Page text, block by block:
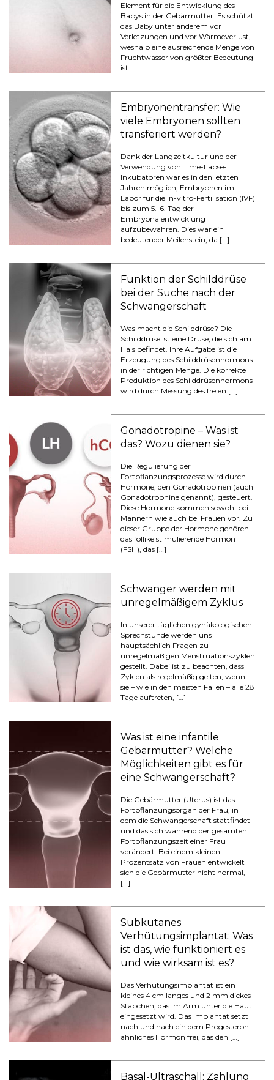
Element für die Entwicklung des
Babys in der Gebärmutter. Es schützt
das Baby unter anderem vor
Verletzungen und vor Wärmeverlust,
weshalb eine ausreichende Menge von
Fruchtwasser von größter Bedeutung
ist. …
Embryonentransfer: Wie
viele Embryonen sollten
transferiert werden?
Dank der Langzeitkultur und der
Verwendung von Time-Lapse-
Inkubatoren war es in den letzten
Jahren möglich, Embryonen im
Labor für die In-vitro-Fertilisation (IVF)
bis zum 5.-6. Tag der
Embryonalentwicklung
aufzubewahren. Dies war ein
bedeutender Meilenstein, da […]
Funktion der Schilddrüse
bei der Suche nach der
Schwangerschaft
Was macht die Schilddrüse? Die
Schilddrüse ist eine Drüse, die sich am
Hals befindet. Ihre Aufgabe ist die
Erzeugung des Schilddrüsenhormons
in der richtigen Menge. Die korrekte
Produktion des Schilddrüsenhormons
wird durch Messung des freien […]
Gonadotropine – Was ist
das? Wozu dienen sie?
Die Regulierung der
Fortpflanzungsprozesse wird durch
Hormone, den Gonadotropinen (auch
Gonadotrophine genannt), gesteuert.
Diese Hormone kommen sowohl bei
Männern wie auch bei Frauen vor. Zu
dieser Gruppe der Hormone gehören
das follikelstimulierende Hormon
(FSH), das […]
Schwanger werden mit
unregelmäßigem Zyklus
In unserer täglichen gynäkologischen
Sprechstunde werden uns
hauptsächlich Fragen zu
unregelmäßigen Menstruationszyklen
gestellt. Dabei ist zu beachten, dass
Zyklen als regelmäßig gelten, wenn
sie – wie in den meisten Fällen – alle 28
Tage auftreten, […]
Was ist eine infantile
Gebärmutter? Welche
Möglichkeiten gibt es für
eine Schwangerschaft?
Die Gebärmutter (Uterus) ist das
Fortpflanzungsorgan der Frau, in
dem die Schwangerschaft stattfindet
und das sich während der gesamten
Fortpflanzungszeit einer Frau
verändert. Bei einem kleinen
Prozentsatz von Frauen entwickelt
sich die Gebärmutter nicht normal,
[…]
Subkutanes
Verhütungsimplantat: Was
ist das, wie funktioniert es
und wie wirksam ist es?
Das Verhütungsimplantat ist ein
kleines 4 cm langes und 2 mm dickes
Stäbchen, das im Arm unter die Haut
eingesetzt wird. Das Implantat setzt
nach und nach ein dem Progesteron
ähnliches Hormon frei, das den […]
Basal-Ultraschall: Zählung